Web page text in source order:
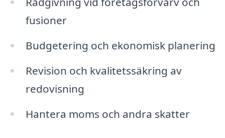
fusioner
Budgetering och ekonomisk planering
Revision och kvalitetssäkring av
redovisning
Hantera moms och andra skatter